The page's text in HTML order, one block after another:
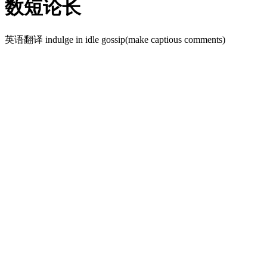
数短论长
英语翻译 indulge in idle gossip(make captious comments)